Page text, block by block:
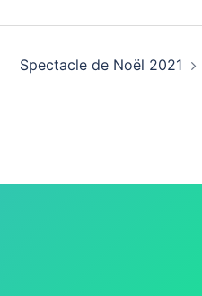
Spectacle de Noël 2021